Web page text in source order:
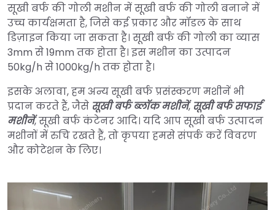
सूखी बर्फ की गोली मशीन में सूखी बर्फ की गोली बनाने में
उच्च कार्यक्षमता है, जिसे कई प्रकार और मॉडल के साथ
डिज़ाइन किया जा सकता है। सूखी बर्फ की गोली का व्यास
3mm से 19mm तक होता है। इस मशीन का उत्पादन
50kg/h से 1000kg/h तक होता है।
इसके अलावा, हम अन्य सूखी बर्फ प्रसंस्करण मशीनें भी
प्रदान करते हैं, जैसे सूखी बर्फ ब्लॉक मशीनें, सूखी बर्फ सफाई
मशीनें, सूखी बर्फ कंटेनर आदि। यदि आप सूखी बर्फ उत्पादन
मशीनों में रुचि रखते हैं, तो कृपया हमसे संपर्क करें विवरण
और कोटेशन के लिए।